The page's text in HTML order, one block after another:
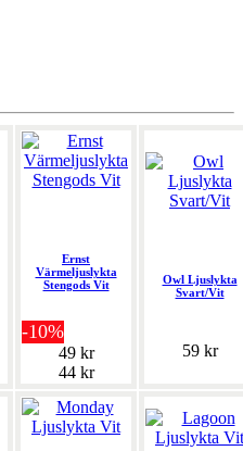
Ernst
Värmeljuslykta
Stengods Vit
-10%
49 kr
44 kr
Owl Ljuslykta
Svart/Vit
59 kr